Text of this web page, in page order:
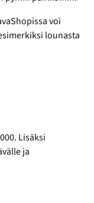
voi
lounasta
Lisäksi
ja